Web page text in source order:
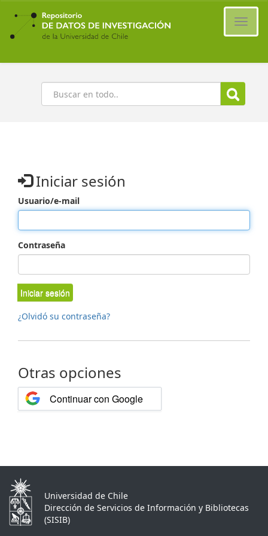
Ir
contenido
principal
Buscar
Iniciar sesión
Usuario/e-mail
Contraseña
Iniciar sesión
¿Olvidó su contraseña?
Otras opciones
Continuar con Google
Universidad de Chile
Dirección de Servicios de Información y Bibliotecas
(SISIB)